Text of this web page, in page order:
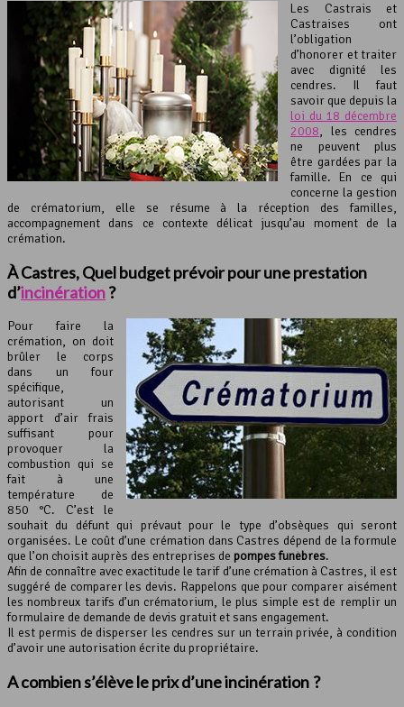
Les Castrais et
Castraises ont
l’obligation
d’honorer et traiter
avec dignité les
cendres. Il faut
savoir que depuis la
loi du 18 décembre
2008, les cendres
ne peuvent plus
être gardées par la
famille. En ce qui
concerne la gestion
de crématorium, elle se résume à la réception des familles,
accompagnement dans ce contexte délicat jusqu’au moment de la
crémation.
À Castres, Quel budget prévoir pour une prestation
d’incinération?
Pour faire la
crémation, on doit
brûler le corps
dans un four
spécifique,
autorisant un
apport d’air frais
suffisant pour
provoquer la
combustion qui se
fait à une
température de
850 °C. C’est le
souhait du défunt qui prévaut pour le type d’obsèques qui seront
organisées. Le coût d’une crémation dans Castres dépend de la formule
que l’on choisit auprès des entreprises de pompes funèbres.
Afin de connaître avec exactitude le tarif d’une crémation à Castres, il est
suggéré de comparer les devis. Rappelons que pour comparer aisément
les nombreux tarifs d’un crématorium, le plus simple est de remplir un
formulaire de demande de devis gratuit et sans engagement.
Il est permis de disperser les cendres sur un terrain privée, à condition
d’avoir une autorisation écrite du propriétaire.
A combien s’élève leprix d’une incinération ?